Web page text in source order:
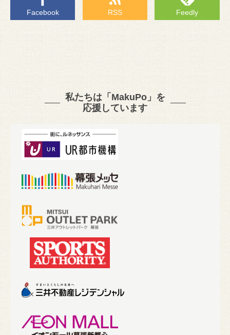
Facebook RSS Feedly
私たちは「MakuPo」を
応援しています